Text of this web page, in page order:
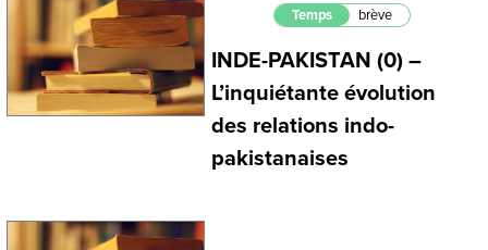
Temps brève
INDE-PAKISTAN (0) –
L’inquiétante évolution
des relations indo-
pakistanaises